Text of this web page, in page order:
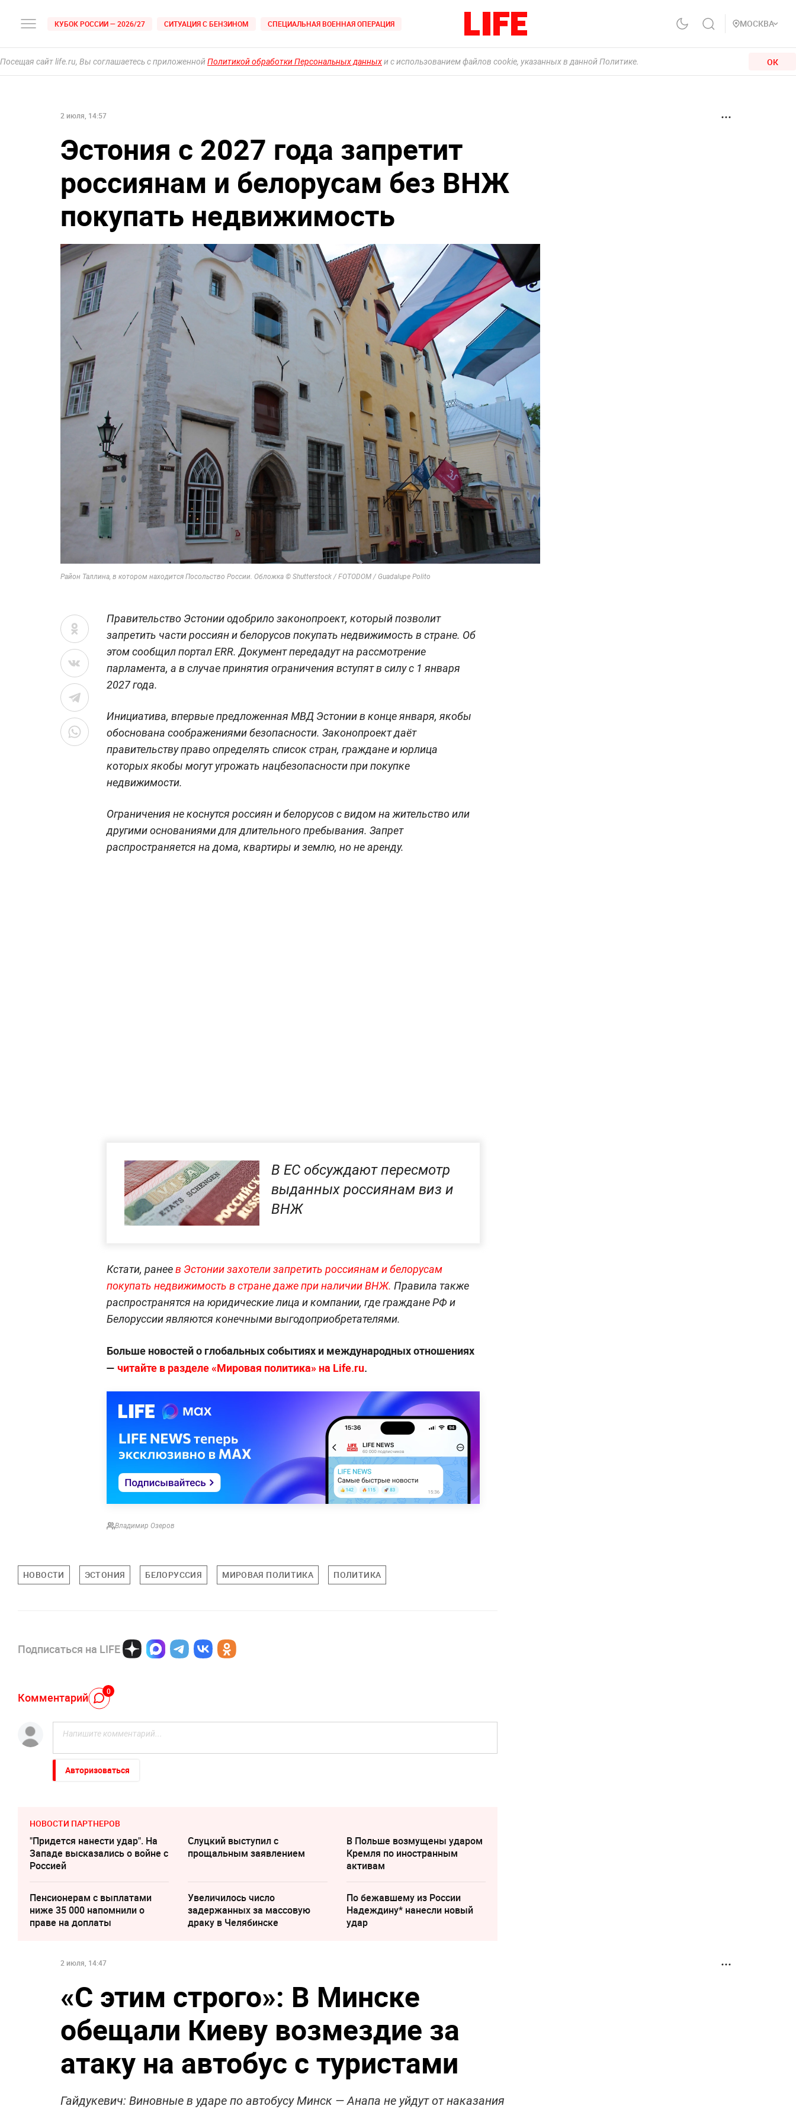
КУБОК РОССИИ — 2026/27 СИТУАЦИЯ С БЕНЗИНОМ СПЕЦИАЛЬНАЯ ВОЕННАЯ ОПЕРАЦИЯ МОСКВА
Посещая сайт life.ru, Вы соглашаетесь с приложеннойПолитикой обработки Персональных данныхи с использованием файлов cookie, указанных в данной Политике. ОК
2 июля, 14:57
Эстония с 2027 года запретит
россиянам и белорусам без ВНЖ
покупать недвижимость
Район Таллина, в котором находится Посольство России. Обложка © Shutterstock / FOTODOM / Guadalupe Polito
Правительство Эстонии одобрило законопроект, который позволит
запретить части россиян и белорусов покупать недвижимость в стране. Об
этом сообщил портал ERR. Документ передадут на рассмотрение
парламента, а в случае принятия ограничения вступят в силу с 1 января
2027 года.
Инициатива, впервые предложенная МВД Эстонии в конце января, якобы
обоснована соображениями безопасности. Законопроект даёт
правительству право определять список стран, граждане и юрлица
которых якобы могут угрожать нацбезопасности при покупке
недвижимости.
Ограничения не коснутся россиян и белорусов с видом на жительство или
другими основаниями для длительного пребывания. Запрет
распространяется на дома, квартиры и землю, но не аренду.
В ЕС обсуждают пересмотр
выданных россиянам виз и
ВНЖ
Кстати, ранеев Эстонии захотели запретить россиянам и белорусам
покупать недвижимость в стране даже при наличии ВНЖ. Правила также
распространятся на юридические лица и компании, где граждане РФ и
Белоруссии являются конечными выгодоприобретателями.
Больше новостей о глобальных событиях и международных отношениях
— читайте в разделе «Мировая политика» на Life.ru.
Владимир Озеров
НОВОСТИ ЭСТОНИЯ БЕЛОРУССИЯ МИРОВАЯ ПОЛИТИКА ПОЛИТИКА
Подписаться на LIFE
Комментарий 0
Авторизоваться
НОВОСТИ ПАРТНЕРОВ
"Придется нанести удар". На
Западе высказались о войне с
Россией
Слуцкий выступил с
прощальным заявлением
В Польше возмущены ударом
Кремля по иностранным
активам
Пенсионерам с выплатами
ниже 35 000 напомнили о
праве на доплаты
Увеличилось число
задержанных за массовую
драку в Челябинске
По бежавшему из России
Надеждину* нанесли новый
удар
2 июля, 14:47
«‎С этим строго»: В Минске
обещали Киеву возмездие за
атаку на автобус с туристами
Гайдукевич: Виновные в ударе по автобусу Минск — Анапа не уйдут от наказания